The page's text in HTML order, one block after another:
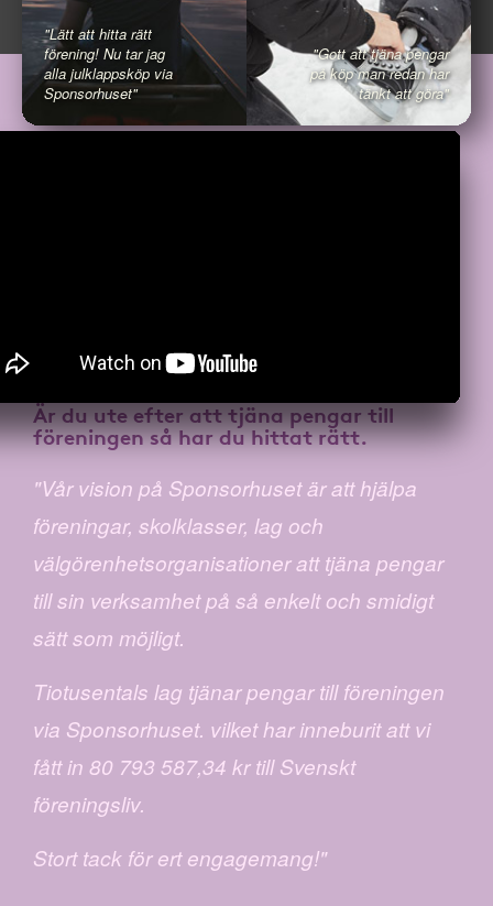
"Lätt att hitta rätt
förening! Nu tar jag
alla julklappsköp via
Sponsorhuset"
"Gott att tjäna pengar
på köp man redan har
tänkt att göra"
Är du ute efter atttjäna pengar till
föreningenså har du hittat rätt.
"Vår vision på Sponsorhuset är att hjälpa
föreningar, skolklasser, lag och
välgörenhetsorganisationer att tjäna pengar
till sin verksamhet på så enkelt och smidigt
sätt som möjligt.
Tiotusentals lag tjänar pengar till föreningen
via Sponsorhuset. vilket har inneburit att vi
fått in 80 793 587,34 kr till Svenskt
föreningsliv.
Stort tack för ert engagemang!"